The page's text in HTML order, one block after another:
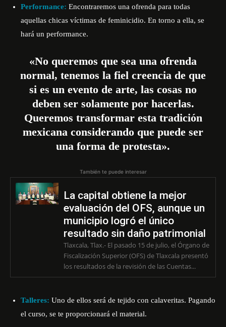
Performance: Encontraremos una ofrenda para todas
aquellas chicas víctimas de feminicidio. En torno a ella, se
hará un performance.
«No queremos que sea una ofrenda
normal, tenemos la fiel creencia de que
si es un evento de arte, las cosas no
deben ser solamente por hacerlas.
Queremos transformar esta tradición
mexicana considerando que puede ser
una forma de protesta».
También te puede interesar
La capital obtiene la mejor
evaluación del OFS, aunque un
municipio logró el único
resultado sin daño patrimonial
Tlaxcala, Tlax.- El pasado 15 de julio, el Órgano de
Fiscalización Superior (OFS) de Tlaxcala presentó
los resultados de la revisión de las Cuentas...
Talleres: Uno de ellos será de tejido con calaveritas. Pagando
el curso, se te proporcionará el material.